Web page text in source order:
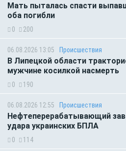
Мать пыталась спасти
оба погибли
0 200
06.08.2026 13:05 Происшествия
В Липецкой области
мужчине косилкой насмерть
0 190
06.08.2026 12:55 Происшествия
Нефтеперерабатывающий
удара украинских БПЛА
0 114